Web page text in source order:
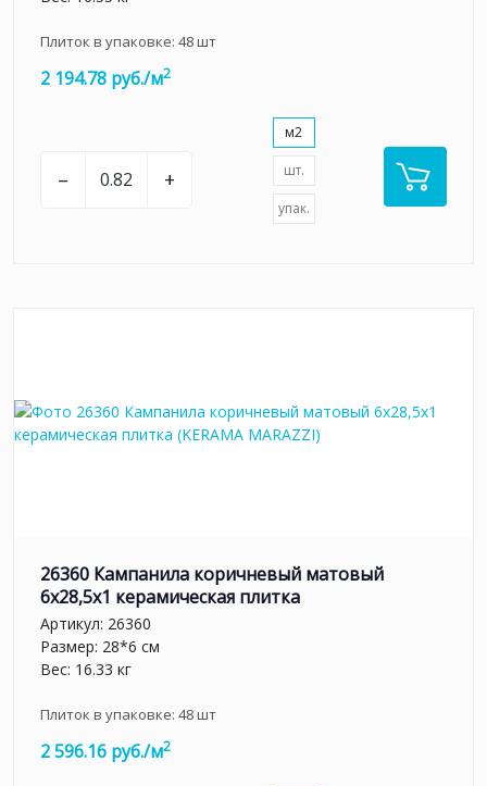
Плиток в упаковке: 48шт
2 194.78 руб./м2
– +
м2
шт.
упак.
26360 Кампанила коричневый матовый
6x28,5x1 керамическая плитка
Артикул: 26360
Размер: 28*6 см
Вес: 16.33 кг
Плиток в упаковке: 48шт
2 596.16 руб./м2